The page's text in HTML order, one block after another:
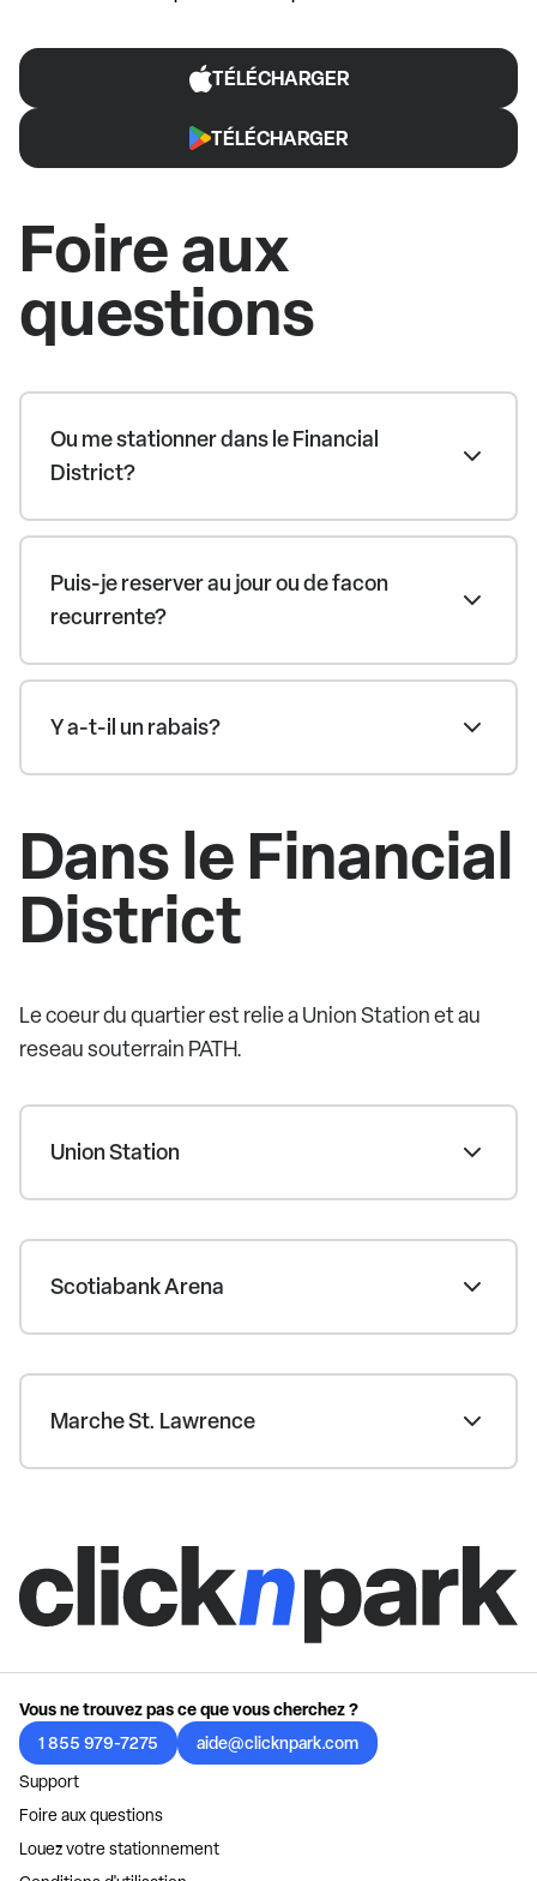
TÉLÉCHARGER
TÉLÉCHARGER
Foire aux
questions
Ou me stationner dans le Financial
District?
Puis-je reserver au jour ou de facon
recurrente?
Y a-t-il un rabais?
Dans le Financial
District
Le coeur du quartier est relie a Union Station et au
reseau souterrain PATH.
Union Station
Scotiabank Arena
Marche St. Lawrence
Vous ne trouvez pas ce que vous cherchez ?
1 855 979-7275
aide@clicknpark.com
Support
Foire aux questions
Louez votre stationnement